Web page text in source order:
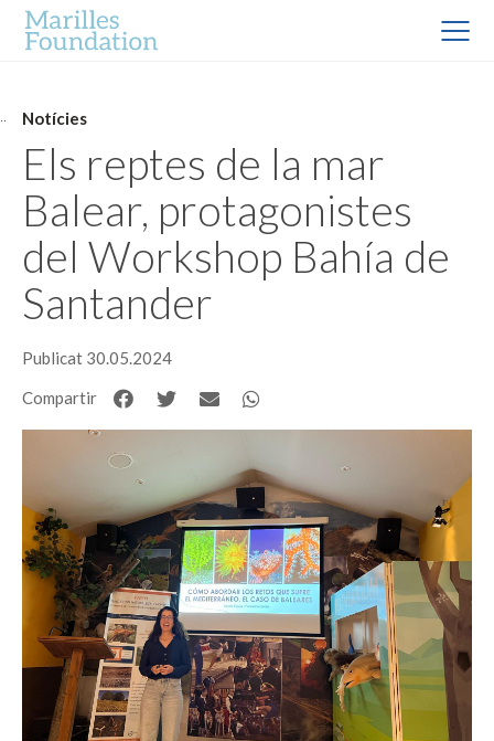
Notícies
Els reptes de la mar
Balear, protagonistes
del Workshop Bahía de
Santander
Publicat 30.05.2024
Compartir